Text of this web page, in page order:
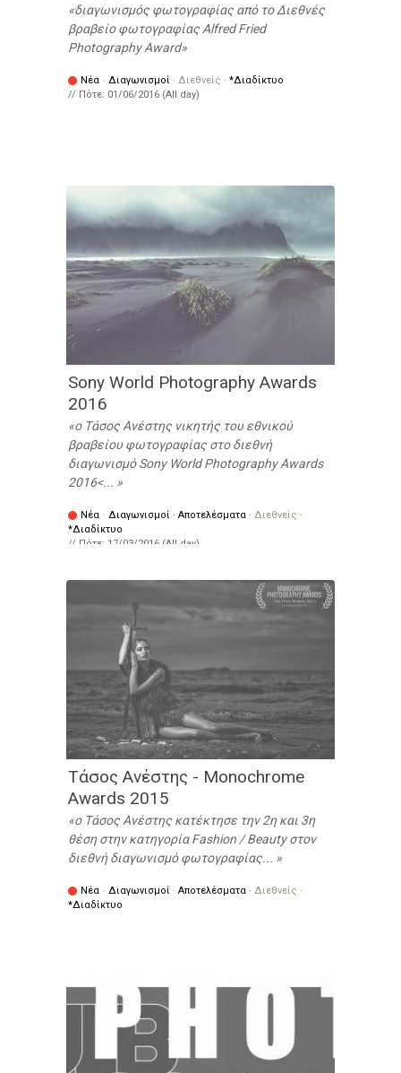
διαγωνισμός φωτογραφίας από το Διεθνές
βραβείο φωτογραφίας Alfred Fried
Photography Award
Νέα · Διαγωνισμοί · Διεθνείς · *Διαδίκτυο
// Πότε: 01/06/2016 (All day)
Sony World Photography Awards
2016
ο Τάσος Ανέστης νικητής του εθνικού
βραβείου φωτογραφίας στο διεθνή
διαγωνισμό Sony World Photography Awards
2016<...
Νέα · Διαγωνισμοί · Αποτελέσματα · Διεθνείς ·
*Διαδίκτυο
// Πότε: 17/03/2016 (All day)
Τάσος Ανέστης - Monochrome
Awards 2015
ο Τάσος Ανέστης κατέκτησε την 2η και 3η
θέση στην κατηγορία Fashion / Beauty στον
διεθνή διαγωνισμό φωτογραφίας...
Νέα · Διαγωνισμοί · Αποτελέσματα · Διεθνείς ·
*Διαδίκτυο